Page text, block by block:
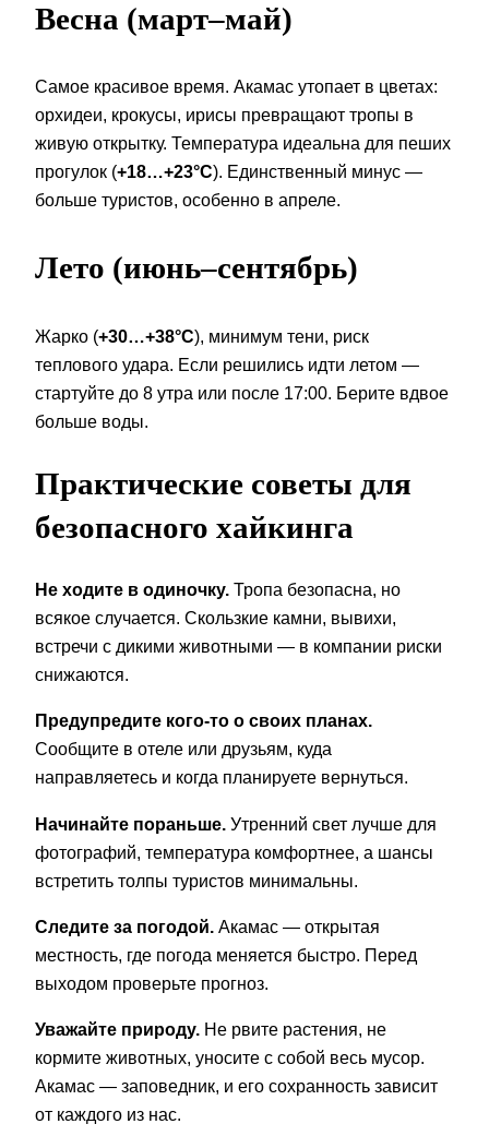
Весна (март–май)
Самое красивое время. Акамас утопает в цветах:
орхидеи, крокусы, ирисы превращают тропы в
живую открытку. Температура идеальна для пеших
прогулок (+18…+23°C). Единственный минус —
больше туристов, особенно в апреле.
Лето (июнь–сентябрь)
Жарко (+30…+38°C), минимум тени, риск
теплового удара. Если решились идти летом —
стартуйте до 8 утра или после 17:00. Берите вдвое
больше воды.
Практические советы для
безопасного хайкинга
Не ходите в одиночку. Тропа безопасна, но
всякое случается. Скользкие камни, вывихи,
встречи с дикими животными — в компании риски
снижаются.
Предупредите кого-то о своих планах.
Сообщите в отеле или друзьям, куда
направляетесь и когда планируете вернуться.
Начинайте пораньше. Утренний свет лучше для
фотографий, температура комфортнее, а шансы
встретить толпы туристов минимальны.
Следите за погодой. Акамас — открытая
местность, где погода меняется быстро. Перед
выходом проверьте прогноз.
Уважайте природу. Не рвите растения, не
кормите животных, уносите с собой весь мусор.
Акамас — заповедник, и его сохранность зависит
от каждого из нас.